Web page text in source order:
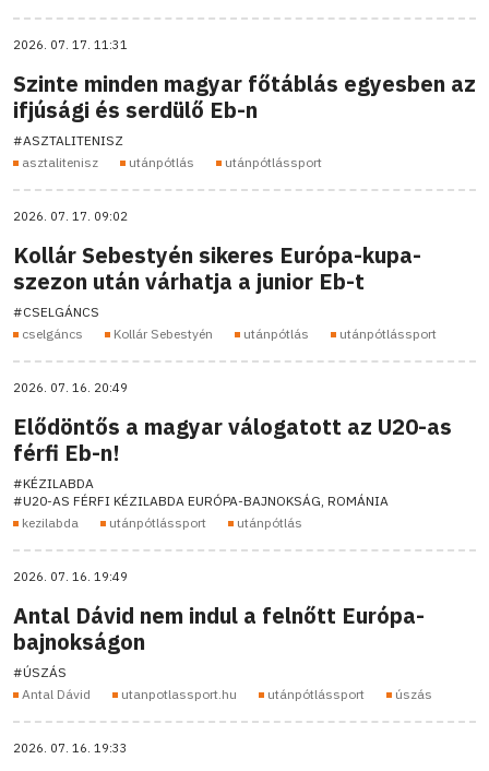
2026. 07. 17. 11:31
Szinte minden magyar főtáblás egyesben az
ifjúsági és serdülő Eb-n
#ASZTALITENISZ
asztalitenisz
utánpótlás utánpótlássport
2026. 07. 17. 09:02
Kollár Sebestyén sikeres Európa-kupa-
szezon után várhatja a junior Eb-t
#CSELGÁNCS
cselgáncs
Kollár Sebestyén utánpótlás utánpótlássport
2026. 07. 16. 20:49
Elődöntős a magyar válogatott az U20-as
férfi Eb-n!
#KÉZILABDA
#U20-AS FÉRFI KÉZILABDA EURÓPA-BAJNOKSÁG, ROMÁNIA
kezilabda
utánpótlássport utánpótlás
2026. 07. 16. 19:49
Antal Dávid nem indul a felnőtt Európa-
bajnokságon
#ÚSZÁS
Antal Dávid
utanpotlassport.hu utánpótlássport úszás
2026. 07. 16. 19:33